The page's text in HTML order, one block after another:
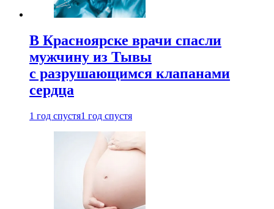
В Красноярске врачи спасли
мужчину из Тывы
с разрушающимся клапанами
сердца
1 год спустя1 год спустя